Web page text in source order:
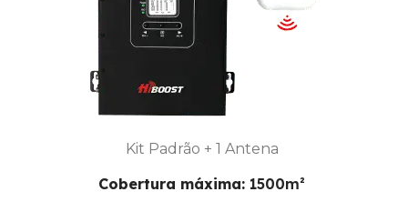
Kit Padrão + 1 Antena
Cobertura máxima: 1500m²